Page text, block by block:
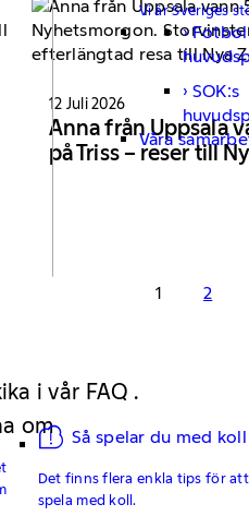
Vi är Sveriges
SOK:s
Våra
Så spelar du med koll
Det finns flera enkla tips för att
spela med koll.
12 Juli 2026
Anna från Uppsala
på Triss – reser till
1 2
i vår FAQ .
om